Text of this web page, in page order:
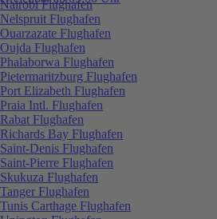
Nairobi Flughafen
Nelspruit Flughafen
Ouarzazate Flughafen
Oujda Flughafen
Phalaborwa Flughafen
Pietermaritzburg Flughafen
Port Elizabeth Flughafen
Praia Intl. Flughafen
Rabat Flughafen
Richards Bay Flughafen
Saint-Denis Flughafen
Saint-Pierre Flughafen
Skukuza Flughafen
Tanger Flughafen
Tunis Carthage Flughafen